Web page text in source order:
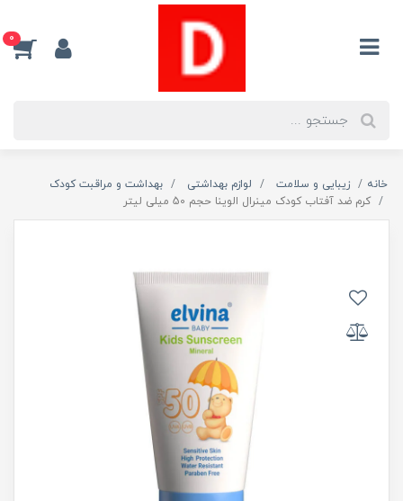
0
خانه زیبایی و سلامت لوازم بهداشتی
بهداشت و مراقبت کودک
کرم ضد آفتاب کودک مینرال الوینا حجم 50 میلی لیتر